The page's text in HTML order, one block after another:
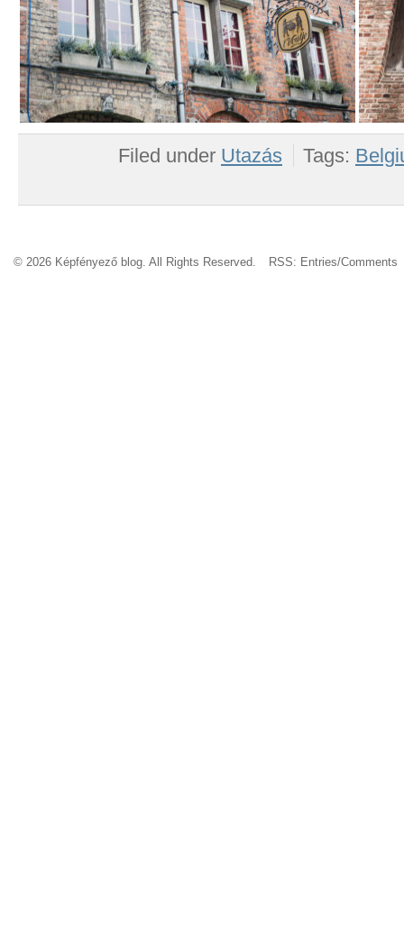
Filed under Utazás Tags:
© 2026 Képfényező blog. All Rights Reserved. RSS: Entries/Comments